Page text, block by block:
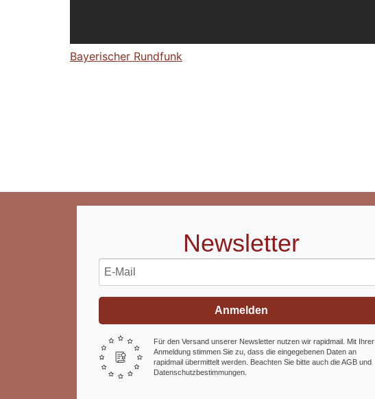
Bayerischer Rundfunk
Newsletter
Anmelden
Für den Versand unserer Newsletter nutzen wir rapidmail. Mit Ihrer
Anmeldung stimmen Sie zu, dass die eingegebenen Daten an
rapidmail übermittelt werden. Beachten Sie bitte auch die AGB und
Datenschutzbestimmungen.